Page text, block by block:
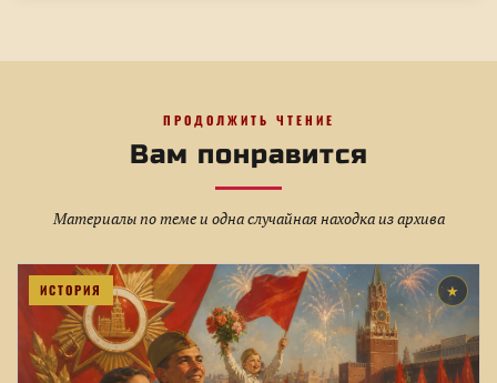
ПРОДОЛЖИТЬ ЧТЕНИЕ
Вам понравится
Материалы по теме и одна случайная находка из архива
ИСТОРИЯ ★